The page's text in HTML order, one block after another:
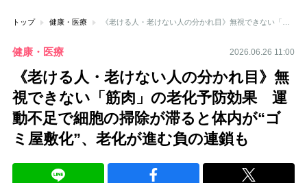
トップ 健康・医療
健康・医療 2026.06.26 11:00
《老ける人・老けない人の分かれ目》無
視できない「筋肉」の老化予防効果 運
動不足で細胞の掃除が滞ると体内が“ゴ
ミ屋敷化”、老化が進む負の連鎖も